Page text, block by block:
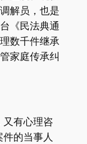
解员，也是
《民法典通
数千件继承
家庭传承纠
又有心理咨
的当事人